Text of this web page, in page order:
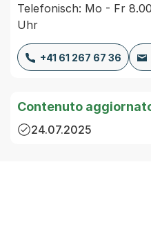
Telefonisch: Mo - Fr
Uhr
+41 61 267 67 36
Contenuto
24.07.2025